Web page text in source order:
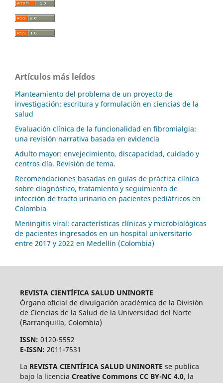
Artículos más leídos
Planteamiento del problema de un proyecto de
investigación: escritura y formulación en ciencias de la
salud
Evaluación clínica de la funcionalidad en fibromialgia:
una revisión narrativa basada en evidencia
Adulto mayor: envejecimiento, discapacidad, cuidado y
centros día. Revisión de tema.
Recomendaciones basadas en guías de práctica clínica
sobre diagnóstico, tratamiento y seguimiento de
infección de tracto urinario en pacientes pediátricos en
Colombia
Meningitis viral: características clínicas y microbiológicas
de pacientes ingresados en un hospital universitario
entre 2017 y 2022 en Medellín (Colombia)
REVISTA CIENTÍFICA SALUD UNINORTE
Órgano oficial de divulgación académica de la División
de Ciencias de la Salud de la Universidad del Norte
(Barranquilla, Colombia)
ISSN: 0120-5552
E-ISSN: 2011-7531
La REVISTA CIENTÍFICA SALUD UNINORTE se publica
bajo la licencia Creative Commons CC BY-NC 4.0, la